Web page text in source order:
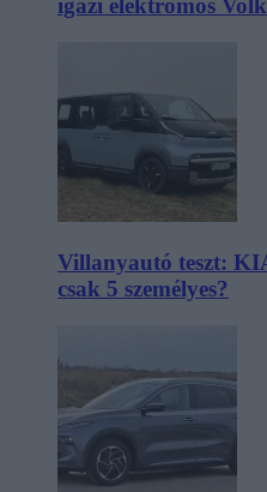
igazi elektromos
Villanyautó teszt:
csak 5 személyes?